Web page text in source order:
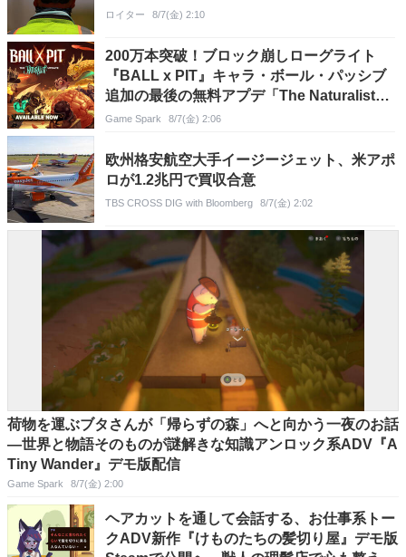
ロイター 8/7(金) 2:10
200万本突破！ブロック崩しローグライト
『BALL x PIT』キャラ・ボール・パッシブ
追加の最後の無料アプデ「The Naturalist」
配信―34％オフのセールも実施
Game Spark 8/7(金) 2:06
欧州格安航空大手イージージェット、米アポ
ロが1.2兆円で買収合意
TBS CROSS DIG with Bloomberg 8/7(金) 2:02
荷物を運ぶブタさんが「帰らずの森」へと向かう一夜のお話
―世界と物語そのものが謎解きな知識アンロック系ADV『A
Tiny Wander』デモ版配信
Game Spark 8/7(金) 2:00
ヘアカットを通して会話する、お仕事系トー
クADV新作『けものたちの髪切り屋』デモ版